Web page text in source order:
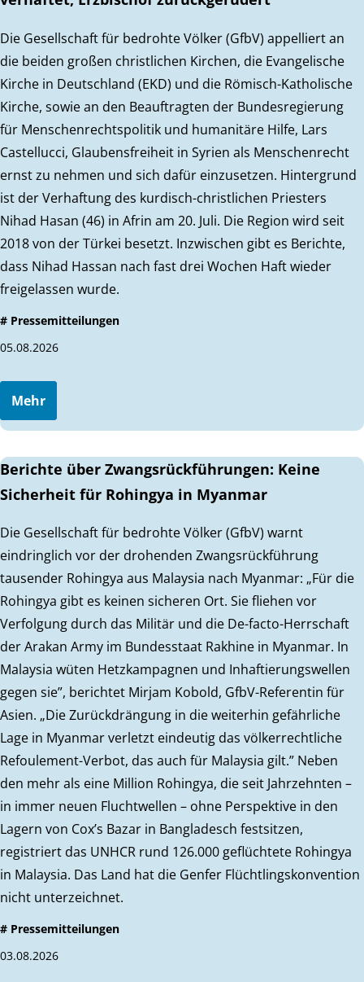
Die Gesellschaft für bedrohte Völker (GfbV) appelliert an
die beiden großen christlichen Kirchen, die Evangelische
Kirche in Deutschland (EKD) und die Römisch-Katholische
Kirche, sowie an den Beauftragten der Bundesregierung
für Menschenrechtspolitik und humanitäre Hilfe, Lars
Castellucci, Glaubensfreiheit in Syrien als Menschenrecht
ernst zu nehmen und sich dafür einzusetzen. Hintergrund
ist der Verhaftung des kurdisch-christlichen Priesters
Nihad Hasan (46) in Afrin am 20. Juli. Die Region wird seit
2018 von der Türkei besetzt. Inzwischen gibt es Berichte,
dass Nihad Hassan nach fast drei Wochen Haft wieder
freigelassen wurde.
# Pressemitteilungen
05.08.2026
Mehr
Berichte über Zwangsrückführungen: Keine
Sicherheit für Rohingya in Myanmar
Die Gesellschaft für bedrohte Völker (GfbV) warnt
eindringlich vor der drohenden Zwangsrückführung
tausender Rohingya aus Malaysia nach Myanmar: „Für die
Rohingya gibt es keinen sicheren Ort. Sie fliehen vor
Verfolgung durch das Militär und die De-facto-Herrschaft
der Arakan Army im Bundesstaat Rakhine in Myanmar. In
Malaysia wüten Hetzkampagnen und Inhaftierungswellen
gegen sie”, berichtet Mirjam Kobold, GfbV-Referentin für
Asien. „Die Zurückdrängung in die weiterhin gefährliche
Lage in Myanmar verletzt eindeutig das völkerrechtliche
Refoulement-Verbot, das auch für Malaysia gilt.” Neben
den mehr als eine Million Rohingya, die seit Jahrzehnten –
in immer neuen Fluchtwellen – ohne Perspektive in den
Lagern von Cox’s Bazar in Bangladesch festsitzen,
registriert das UNHCR rund 126.000 geflüchtete Rohingya
in Malaysia. Das Land hat die Genfer Flüchtlingskonvention
nicht unterzeichnet.
# Pressemitteilungen
03.08.2026